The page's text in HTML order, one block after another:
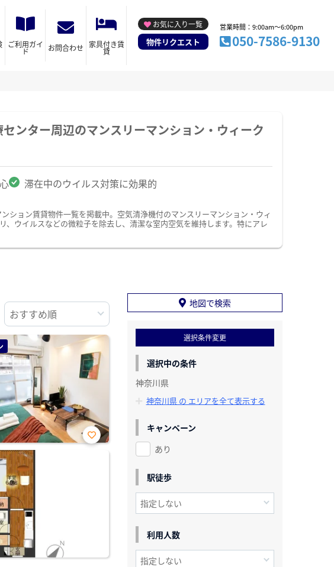
ご利用ガイ
ド お問合わせ 家具付き賃
貸
お気に入り一覧
物件リクエスト
営業時間：9:00am～6:00pm
050-7586-9130
ンター周辺のマンスリーマンション・ウィーク
滞在中のウイルス対策に効果的
ション賃貸物件一覧を掲載中。空気清浄機付のマンスリーマンション・ウィ
ウイルスなどの微粒子を除去し、清潔な室内空気を維持します。特にアレ
お気
地図で検索
選択条件変更
選択中の条件
神奈川県
神奈川県 の エリアを全て表示する
キャンペーン
あり
駅徒歩
利用人数